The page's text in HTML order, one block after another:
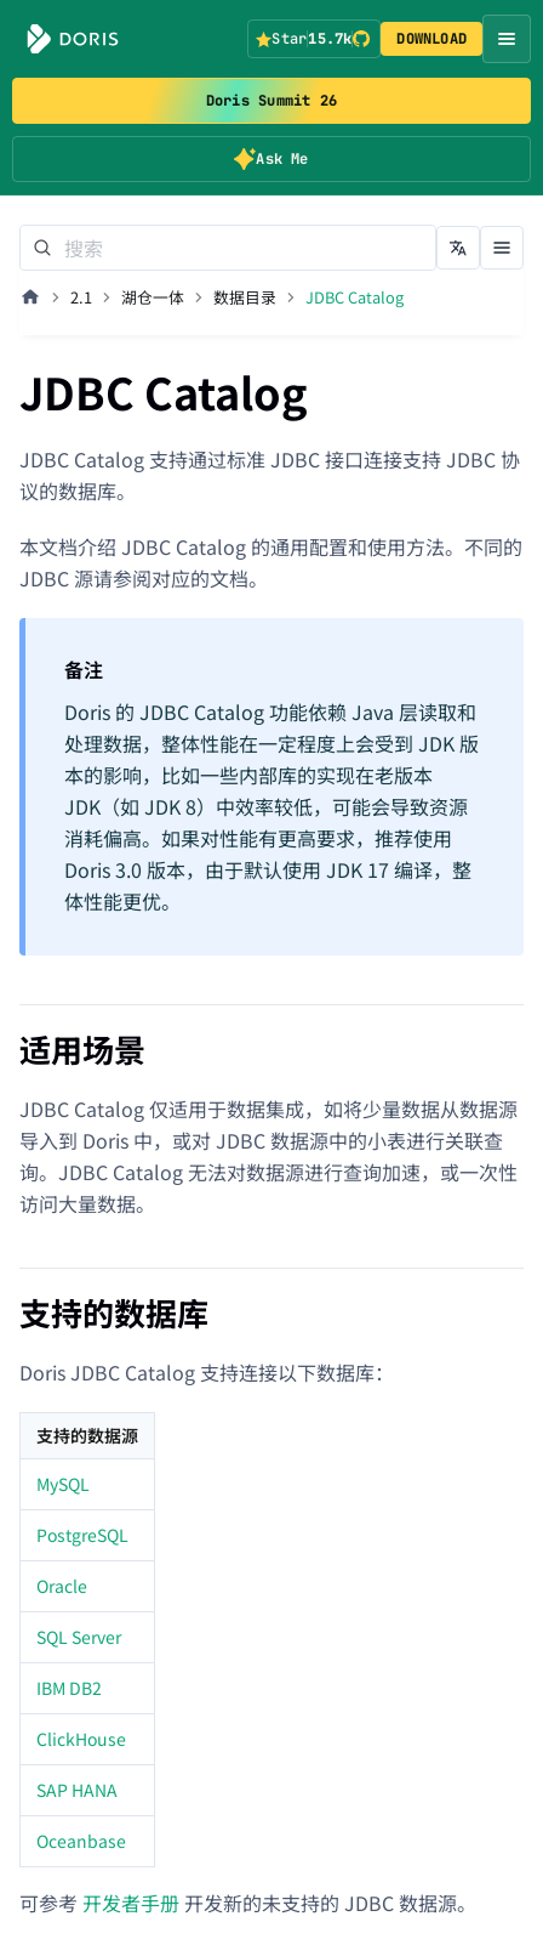
Doris Summit 26
Ask Me
Star15.7k DOWNLOAD
2.1 湖仓一体 数据目录 JDBC Catalog
JDBC Catalog
JDBC Catalog 支持通过标准 JDBC 接口连接支持 JDBC 协
议的数据库。
本文档介绍 JDBC Catalog 的通用配置和使用方法。不同的
JDBC 源请参阅对应的文档。
备注
Doris 的 JDBC Catalog 功能依赖 Java 层读取和
处理数据，整体性能在一定程度上会受到 JDK 版
本的影响，比如一些内部库的实现在老版本
JDK（如 JDK 8）中效率较低，可能会导致资源
消耗偏高。如果对性能有更高要求，推荐使用
Doris 3.0 版本，由于默认使用 JDK 17 编译，整
体性能更优。
适用场景
JDBC Catalog 仅适用于数据集成，如将少量数据从数据源
导入到 Doris 中，或对 JDBC 数据源中的小表进行关联查
询。JDBC Catalog 无法对数据源进行查询加速，或一次性
访问大量数据。
支持的数据库
Doris JDBC Catalog 支持连接以下数据库：
支持的数据源
MySQL
PostgreSQL
Oracle
SQL Server
IBM DB2
ClickHouse
SAP HANA
Oceanbase
可参考 开发者手册 开发新的未支持的 JDBC 数据源。